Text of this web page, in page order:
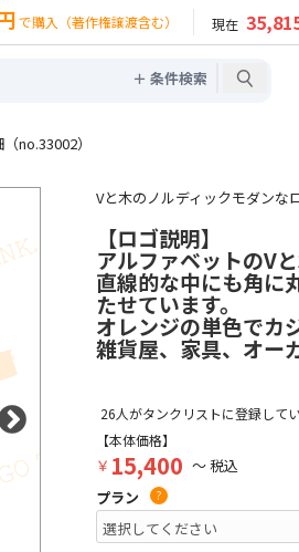
で購入（著作権譲渡含む） 現在
＋ 条件検索
no.33002）
Vと木のノルディックモダンな
【ロゴ説明】
アルファベットのV
直線的な中にも角に
たせています。
オレンジの単色でカ
雑貨屋、家具、オー
26人がタンクリストに登録して
【本体価格】
￥ 15,400 ～ 税込
プラン
?